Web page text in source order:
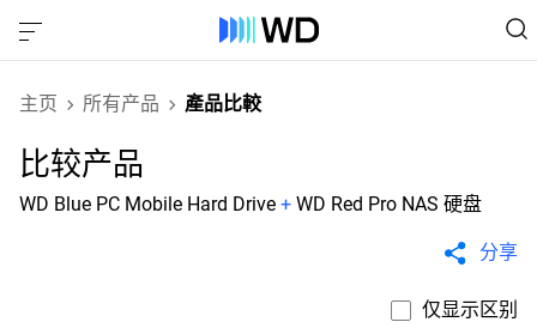
主页 所有产品 產品比較
比较产品
WD Blue PC Mobile Hard Drive + WD Red Pro NAS 硬盘
分享
仅显示区别